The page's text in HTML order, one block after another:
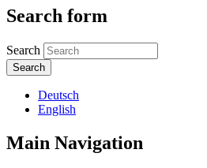
Search form
Search
Deutsch
English
Main Navigation